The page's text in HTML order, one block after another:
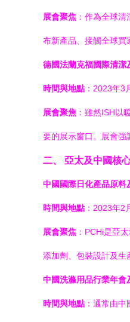
展會聚焦 ：作為全球
布新產品、接觸全球買
德國法蘭克福國際清
時間與地點：2023年3
展會聚焦 ：雖然ISH以
要的展示窗口。展會強
二、 亞太及中國核
中國國際日化產品原料
時間與地點：2023年2
展會聚焦 ：PCHi是亞
添加劑、包裝設計及生
中國洗滌用品行業年會
時間與地點：通常由中